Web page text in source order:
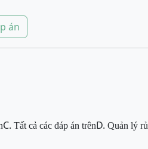
án
C. Tất cả các đáp án trênD. Quản lý